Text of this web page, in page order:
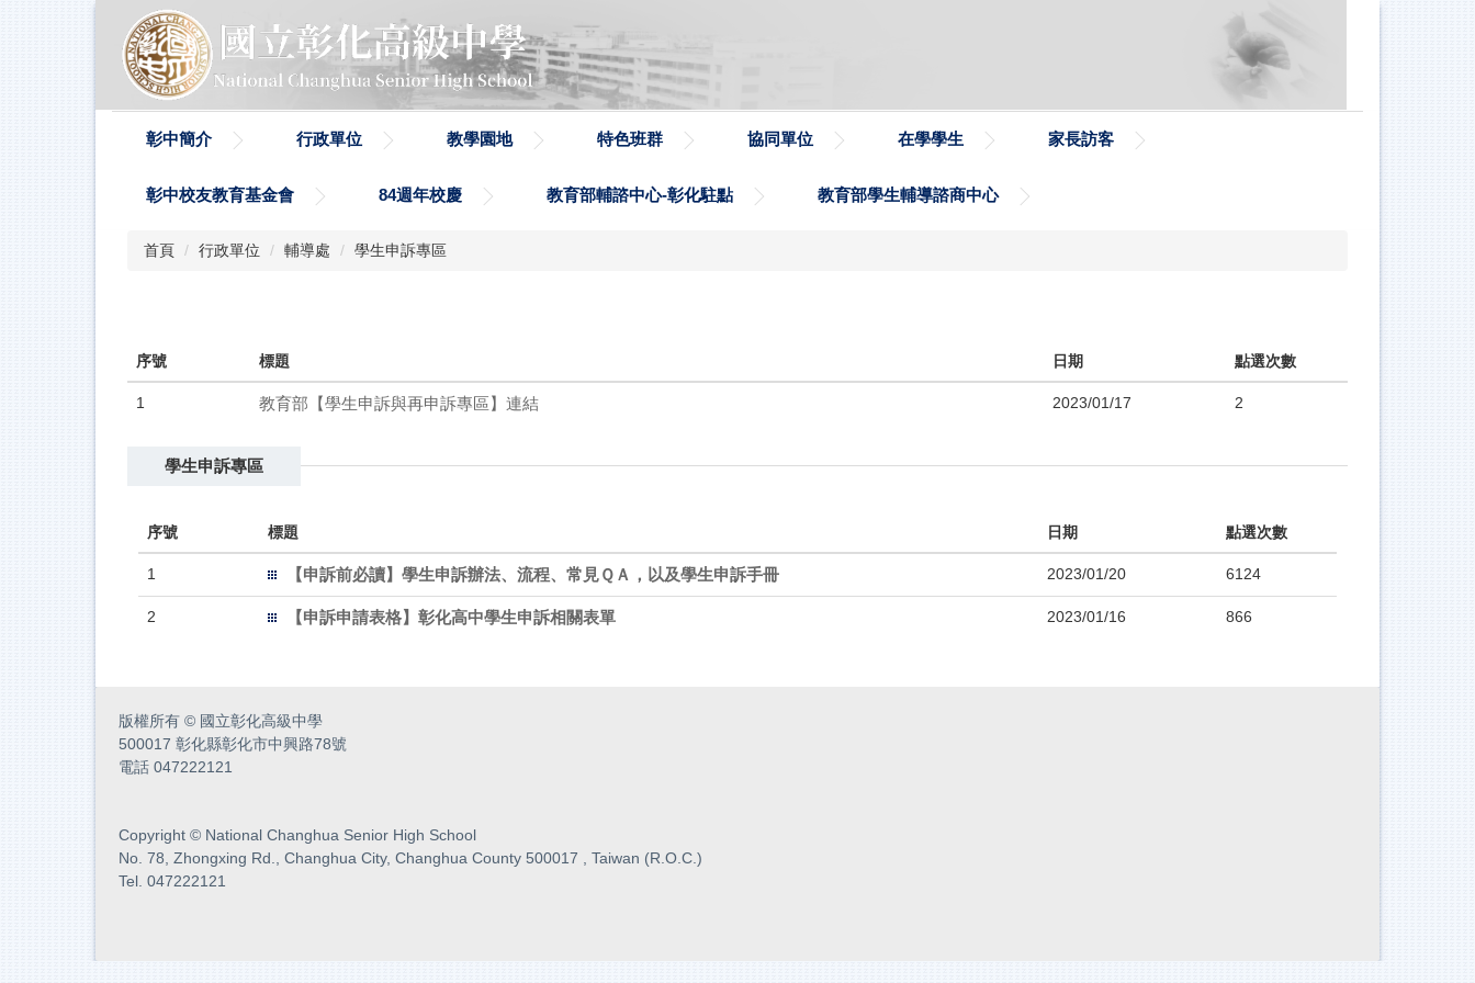
彰中簡介 行政單位 教學園地 特色班群 協同單位 在學學生 家長訪客
彰中校友教育基金會 84週年校慶 教育部輔諮中心-彰化駐點 教育部學生輔導諮商中心
首頁 行政單位 輔導處 學生申訴專區
序號 標題 日期 點選次數
1 教育部【學生申訴與再申訴專區】連結 2023/01/17 2
學生申訴專區
序號 標題 日期 點選次數
1 【申訴前必讀】學生申訴辦法、流程、常見ＱＡ，以及學生申訴手冊 2023/01/20 6124
2 【申訴申請表格】彰化高中學生申訴相關表單 2023/01/16 866
版權所有 © 國立彰化高級中學
500017 彰化縣彰化市中興路78號
電話 047222121
Copyright © National Changhua Senior High School
No. 78, Zhongxing Rd., Changhua City, Changhua County 500017 , Taiwan (R.O.C.)
Tel. 047222121